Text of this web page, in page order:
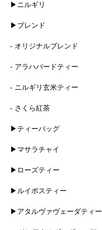
▶ニルギリ
▶ブレンド
- オリジナルブレンド
- アラハバードティー
- ニルギリ玄米ティー
- さくら紅茶
▶ティーバッグ
▶マサラチャイ
▶ローズティー
▶ルイボスティー
▶アタルヴァヴェーダティー